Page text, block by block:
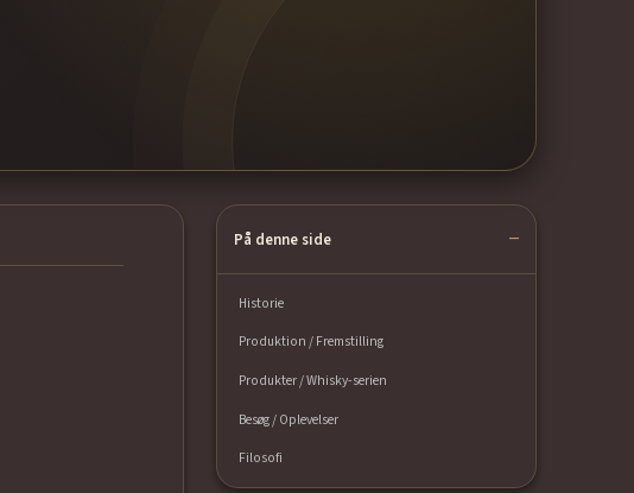
På denne side
Historie
Produktion / Fremstilling
Produkter / Whisky-serien
Besøg / Oplevelser
Filosofi